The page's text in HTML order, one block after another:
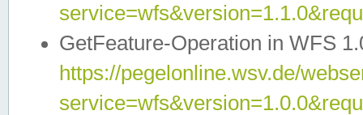
GetFeature-Operation in WFS
https://pegelonline.wsv.de/